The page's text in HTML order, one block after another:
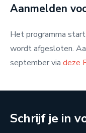
Aanmelden
Het programma
wordt afgesloten.
september via deze
Schrijf je in